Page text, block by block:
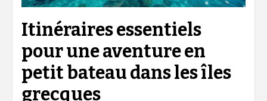
Itinéraires essentiels
pour une aventure en
petit bateau dans les îles
grecques